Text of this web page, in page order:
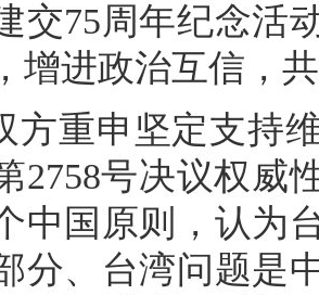
交75周年纪念活
增进政治互信，
方重申坚定支持
2758号决议权威
中国原则，认为
分、台湾问题是